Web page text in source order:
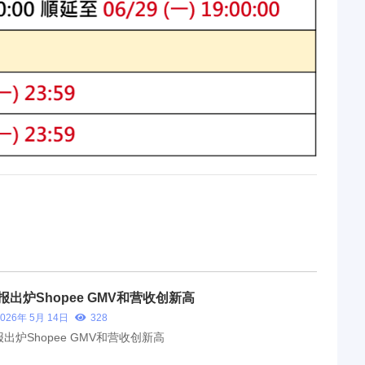
出炉Shopee GMV和营收创新高
年 5月 14日 328
出炉Shopee GMV和营收创新高